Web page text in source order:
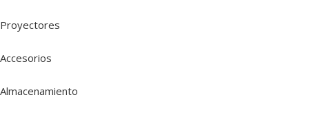
Proyectores
Accesorios
Almacenamiento